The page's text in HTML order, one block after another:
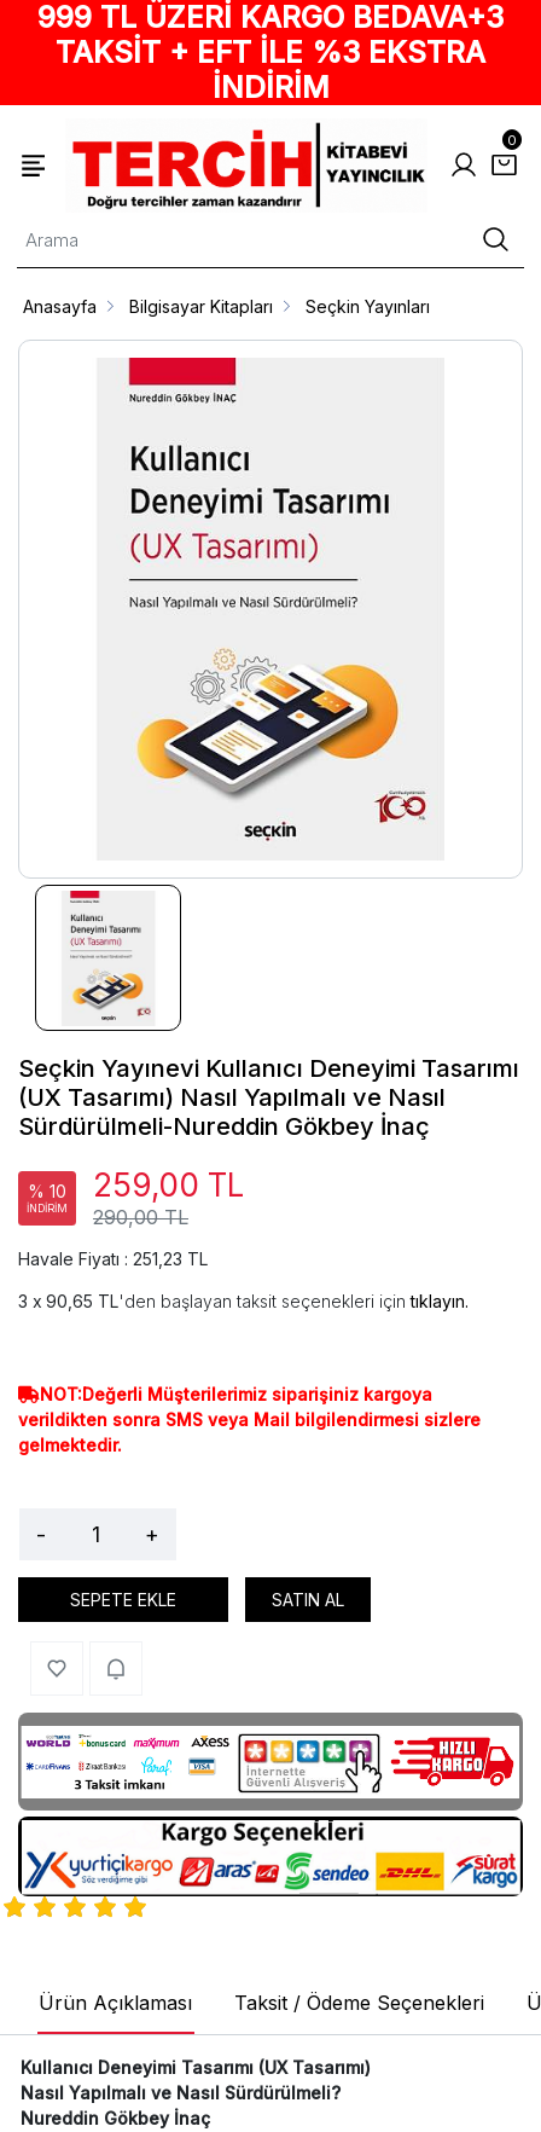
999 TL ÜZERİ KARGO BEDAVA+3
TAKSİT + EFT İLE %3 EKSTRA
İNDİRİM
0
Anasayfa Bilgisayar Kitapları Seçkin Yayınları
Seçkin Yayınevi Kullanıcı Deneyimi Tasarımı
(UX Tasarımı) Nasıl Yapılmalı ve Nasıl
Sürdürülmeli-Nureddin Gökbey İnaç
% 10
İNDİRİM 290,00 TL
259,00 TL
Havale Fiyatı : 251,23 TL
90,65 TL'den başlayan taksit seçenekleri içintıklayın.
NOT:Değerli Müşterilerimiz siparişiniz kargoya
verildikten sonra SMS veya Mail bilgilendirmesi sizlere
gelmektedir.
- +
SEPETE EKLE SATIN AL
Ürün Açıklaması Taksit / Ödeme Seçenekleri
Kullanıcı Deneyimi Tasarımı (UX Tasarımı)
Nasıl Yapılmalı ve Nasıl Sürdürülmeli?
Nureddin Gökbey İnaç